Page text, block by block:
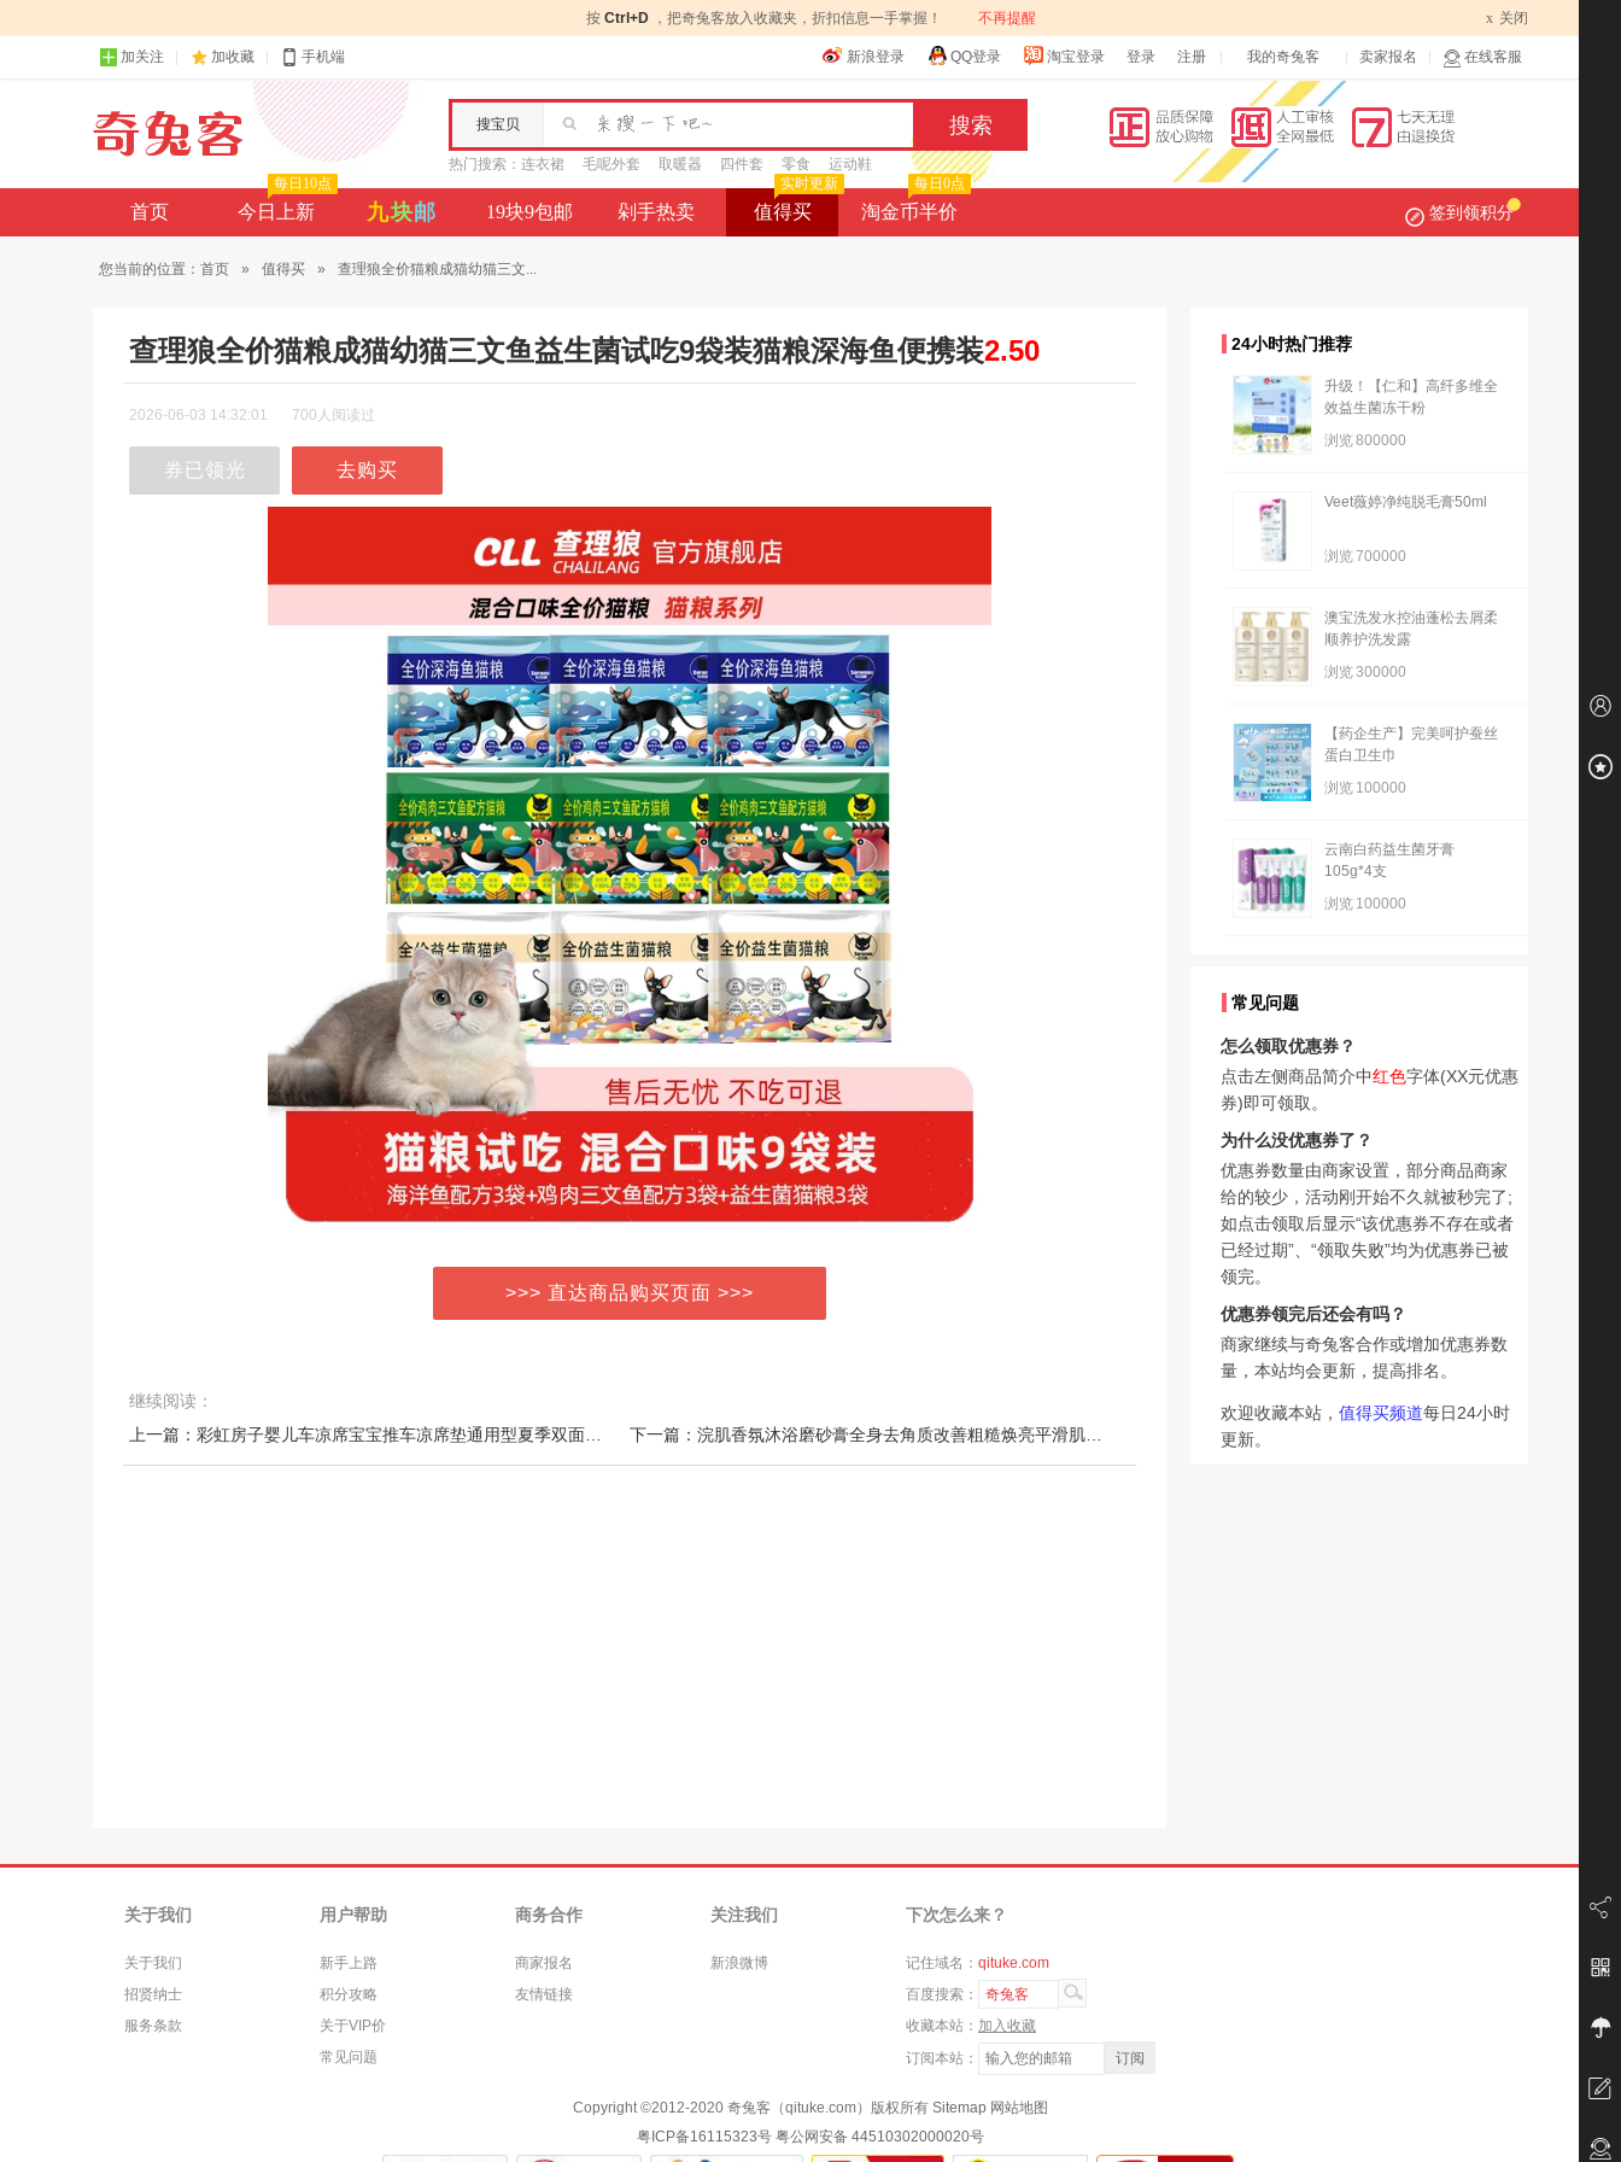
按 Ctrl+D ，把奇兔客放入收藏夹，折扣信息一手掌握！ 不再提醒 x 关闭
加关注 加收藏 手机端 新浪登录 QQ登录 淘宝登录 登录 注册 我的奇兔客 卖家报名 在线客服
搜宝贝
热门搜索： 连衣裙 毛呢外套 取暖器 四件套 零食 运动鞋
首页 今日上新
每日10点
九块邮 19块9包邮 剁手热卖 值得买
实时更新
淘金币半价
每日0点
签到领积分
您当前的位置： 首页 » 值得买 » 查理狼全价猫粮成猫幼猫三文...
查理狼全价猫粮成猫幼猫三文鱼益生菌试吃9袋装猫粮深海鱼便携装2.50
2026-06-03 14:32:01 700人阅读过
券已领光 去购买
>>> 直达商品购买页面 >>>
继续阅读：
24小时热门推荐
升级！【仁和】高纤多维全
效益生菌冻干粉
浏览800000
Veet薇婷净纯脱毛膏50ml
浏览700000
澳宝洗发水控油蓬松去屑柔
顺养护洗发露
浏览300000
【药企生产】完美呵护蚕丝
蛋白卫生巾
浏览 100000
云南白药益生菌牙膏
105g*4支
浏览 100000
常见问题
怎么领取优惠券？
点击左侧商品简介中红色字体(XX元优惠
券)即可领取。
为什么没优惠券了？
优惠券数量由商家设置，部分商品商家
给的较少，活动刚开始不久就被秒完了;
如点击领取后显示“该优惠券不存在或者
已经过期”、“领取失败”均为优惠券已被
领完。
优惠券领完后还会有吗？
商家继续与奇兔客合作或增加优惠券数
量，本站均会更新，提高排名。
欢迎收藏本站， 值得买频道每日24小时
更新。
关于我们
关于我们
招贤纳士
服务条款
用户帮助
新手上路
积分攻略
关于VIP价
常见问题
商务合作
商家报名
友情链接
关注我们
新浪微博
下次怎么来？
记住域名： qituke.com
百度搜索：
奇兔客
收藏本站： 加入收藏
订阅本站：
Copyright ©2012-2020 奇兔客（qituke.com）版权所有 Sitemap 网站地图
粤ICP备16115323号 粤公网安备 44510302000020号